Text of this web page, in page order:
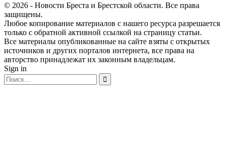
© 2026 - Новости Бреста и Брестской области. Все права
защищены.
Любое копирование материалов с нашего ресурса разрешается
только с обратной активной ссылкой на страницу статьи.
Все материалы опубликованные на сайте взяты с открытых
источников и других порталов интернета, все права на
авторство принадлежат их законным владельцам.
Sign in